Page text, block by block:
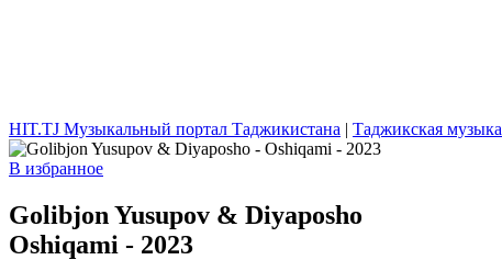
HIT.TJ Музыкальный портал Таджикистана | Таджикская музыка
В избранное
Golibjon Yusupov & Diyaposho
Oshiqami - 2023